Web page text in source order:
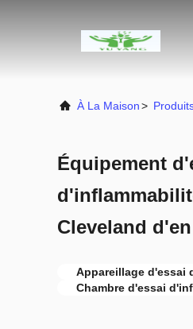
À La Maison>
Équipement
Cleveland d'en
Appareillage d'essai
Chambre d'essai